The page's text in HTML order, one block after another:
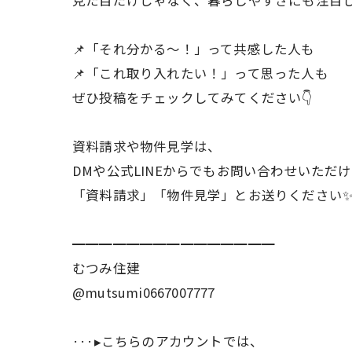
📌「それ分かる〜！」って共感した人も
📌「これ取り入れたい！」って思った人も
ぜひ投稿をチェックしてみてください👇
資料請求や物件見学は、
DMや公式LINEからでもお問い合わせいただけ
「資料請求」「物件見学」とお送りください✨
━━━━━━━━━━━━━━━
むつみ住建
@mutsumi0667007777
···▸こちらのアカウントでは、